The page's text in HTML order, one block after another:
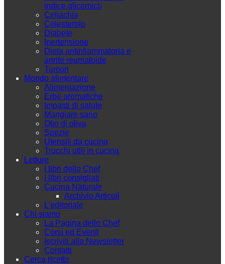
indice glicemico
Celiachia
Colesterolo
Diabete
Ipertensione
Dieta antinfiammatoria e
artrite reumatoide
Tumori
Mondo alimentare
Alimentazione
Erbe aromatiche
Impasti di salute
Mangiare sano
Olio di oliva
Spezie
Utensili da cucina
Trucchi utili in cucina
Letture
I libri dello Chef
I libri consigliati
Cucina Naturale
Archivio Articoli
L'editoriale
Chi siamo
La Pagina dello Chef
Corsi ed Eventi
Iscriviti alla Newsletter
Contatti
Cerca ricette